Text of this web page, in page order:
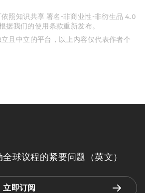
照知识共享 署名-非商业性-非衍生品 4.0
据我们的使用条款重新发布。
且中立的平台，以上内容仅代表作者个
球议程的紧要问题（英文）
立即订阅